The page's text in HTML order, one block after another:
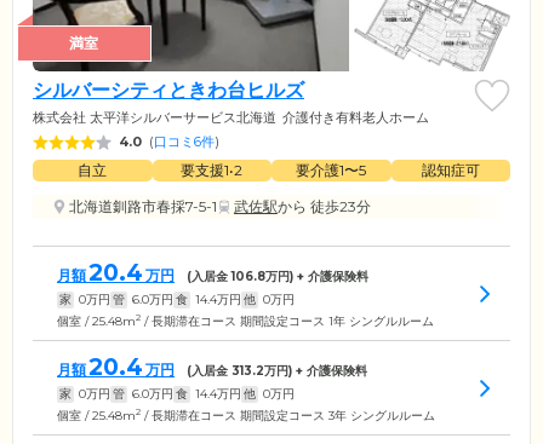
満室
シルバーシティときわ台ヒルズ
株式会社 太平洋シルバーサービス北海道 介護付き有料老人ホーム
4.0 (口コミ6件)
自立 要支援1•2 要介護1〜5
認知症可
北海道釧路市春採7-5-1
武佐駅から 徒歩23分
月額20.4 万円 (入居金106.8万円) + 介護保険料
家 0万円 管 6.0万円 食 14.4万円 他 0万円
個室 / 25.48m2 / 長期滞在コース 期間設定コース 1年 シングルルーム
月額20.4 万円 (入居金 313.2万円) + 介護保険料
家 0万円 管 6.0万円 食 14.4万円 他 0万円
個室 / 25.48m2 / 長期滞在コース 期間設定コース 3年 シングルルーム